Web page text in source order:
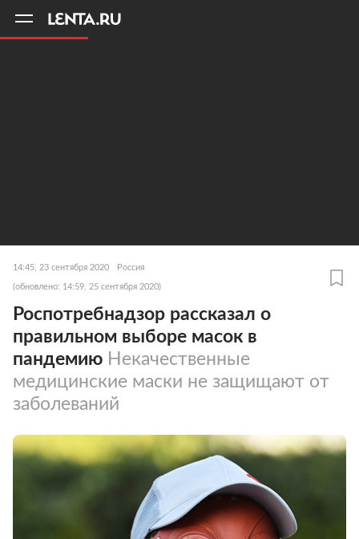
14:45, 23 сентября 2020 Россия
(обновлено: 14:59, 25 сентября 2020)
Роспотребнадзор рассказал о
правильном выборе масок в
пандемию Некачественные
медицинские маски не защищают от
заболеваний